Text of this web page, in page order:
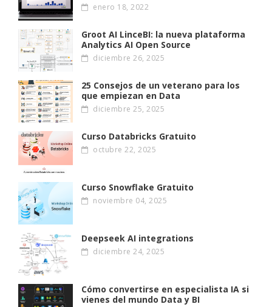
enero 18, 2022
Groot AI LinceBI: la nueva plataforma
Analytics AI Open Source
diciembre 26, 2025
25 Consejos de un veterano para los
que empiezan en Data
diciembre 25, 2025
Curso Databricks Gratuito
octubre 22, 2025
Curso Snowflake Gratuito
noviembre 04, 2025
Deepseek AI integrations
diciembre 24, 2025
Cómo convertirse en especialista IA si
vienes del mundo Data y BI